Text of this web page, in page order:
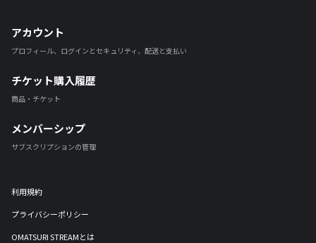
アカウント
プロフィール、ログインとセキュリティ、配送と支払い
チケット購入履歴
商品・チケット
メンバーシップ
サブスクリプションの管理
利用規約
プライバシーポリシー
OMATSURI STREAMとは